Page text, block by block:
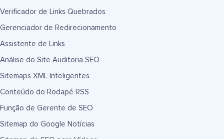
Verificador de Links Quebrados
Gerenciador de Redirecionamento
Assistente de Links
Análise do Site Auditoria SEO
Sitemaps XML Inteligentes
Conteúdo do Rodapé RSS
Função de Gerente de SEO
Sitemap do Google Notícias